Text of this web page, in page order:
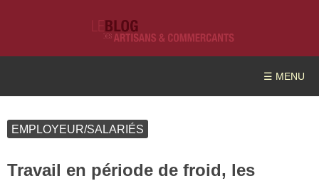
☰ MENU
EMPLOYEUR/SALARIÉS
Travail en période de froid, les